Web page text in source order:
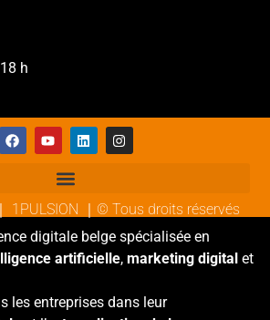
h
1PULSION ｜© Tous droits réservés
digitale belge spécialisée en
artificielle, marketing digital et
les entreprises dans leur